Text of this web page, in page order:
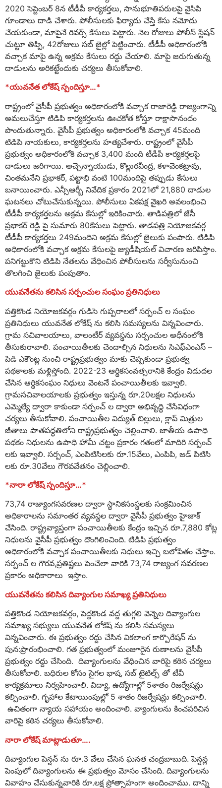
2020 సెప్టెంబర్ 8న టీడీపీ కార్యకర్తలు, సానుభూతిపరులపై వైసిపి
గూండాలు దాడి చేశారు. పోలీసులకు ఫిర్యాదు చేస్తే కేసు నమోదు
చేయకుండా, మాపైనే రివర్స్ కేసులు పెట్టారు. నెల రోజులు పోలీస్ స్టేషన్
చుట్టూ తిప్పి, 42రోజులు సబ్ జైల్లో పెట్టించారు. టీడీపీ అధికారంలోకి
వచ్చాక మాపై ఉన్న అక్రమ కేసులు రద్దు చేయాలి. మాపై జరుగుతున్న
దాడులను అరికట్టేందుకు చర్యలు తీసుకోవాలి.
*యువనేత లోకేష్ స్పందిస్తూ…*
రాష్ట్రంలో వైసీపీ ప్రభుత్వం అధికారంలోకి వచ్చాక రాజారెడ్డి రాజ్యంగాన్ని
అమలుచేస్తూ టిడిపి కార్యకర్తలను ఊచకోత కోస్తూ రాక్షాసానందం
పొందుతున్నారు. వైసీపీ ప్రభుత్వం అధికారంలోకి వచ్చాక 45మంది
టిడిపి నాయకులు, కార్యకర్తలను హత్యచేశారు. రాష్ట్రంలో వైసీపీ
ప్రభుత్వం అధికారంలోకి వచ్చాక 3,400 మంది టీడీపీ కార్యకర్తలపై
దాడులు జరిగాయి. అచ్చెన్నాయుడు, కొల్లురవీంద్ర, కళావెంకట్రావు,
చింతమనేని ప్రభాకర్, పట్టాభి వంటి 100మందిపై తప్పుడు కేసులు
బనాయించారు. ఎన్సీఆర్బీ నివేదిక ప్రకారం 2021లో 21,880 దాడుల
ఘటనలు చోటుచేసుకున్నయి. పోలీసులు ఏకపక్ష వైఖరి అవలంభించి
టీడీపీ కార్యకర్తలను అక్రమ కేసుల్లో ఇరికించారు. తాడిపత్రిలో జేసీ
ప్రభాకర్ రెడ్డి పై సుమారు 80కేసులు పెట్టారు. తాడపత్రి నియోజకవర్గ
టీడీపీ కార్యకర్తలు 249మందిని అక్రమ కేసుల్లో జైలుకు పంపారు. టిడిపి
అధికారంలోకి వచ్చాక అక్రమ కేసులపై జ్యుడీషియల్ విచారణ జరిపిస్తాం.
పనిగట్టుకొని టిడిపి నేతలను వేధించిన పోలీసులను సర్వీసునుంచి
తొలగించి జైలుకు పంపుతాం.
యువనేతను కలిసిన సర్పంచుల సంఘం ప్రతినిధులు
పత్తికొండ నియోజకవర్గం గుడిసె గుప్పరాలలో సర్పంచ్ ల సంఘం
ప్రతినిధులు యువనేత లోకేష్ ను కలిసి సమస్యలను విన్నవించారు.
గ్రామ సచివాలయాలు, వాలంటీర్ వ్యవస్థను సర్పంచుల అధీనంలోకి
తీసుకురావాలి. పంచాయితీలకు చెందాల్సిన నిధులను సిఎఫ్ఎంఎస్ –
పిడి ఎకౌంట్ల నుంచి రాష్ట్రప్రభుత్వం మాకు చెప్పకుండా ప్రభుత్వ
పథకాలకు మళ్లిస్తోంది. 2022-23 ఆర్థికసంవత్సరానికి కేంద్రం విడుదల
చేసిన ఆర్థికసంఘం నిధులు వెంటనే పంచాయితీలకు ఇవ్వాలి.
గ్రామసచివాలయాలకు ప్రభుత్వం ఇస్తున్న రూ.20లక్షల నిధులను
ఎమ్మెల్యే ద్వారా కాకుండా సర్పంచ్ ల ద్వారా అభివృద్ధి చేసేవిధంగా
చర్యలు తీసుకోవాలి. పంచాయితీల విద్యుత్ బిల్లులు, క్లాప్ మిత్రుల
జీతాలు పాతపద్ధతిలోని రాష్ట్రప్రభుత్వం చెల్లించాలి. జాతీయ ఉపాధి
పథకం నిధులను ఉపాధి హామీ చట్టం ప్రకారం గతంలో మాదిరి సర్పంచ్
లకు ఇవ్వాలి. సర్పంచ్, ఎంపిటిసిలకు రూ.15వేలు, ఎంపిపి, జడ్ పిటిసి
లకు రూ.30వేలు గౌరవవేతనం చెల్లించాలి.
*నారా లోకేష్ స్పందిస్తూ…*
73,74 రాజ్యాంగసవరణల ద్వారా స్థానికసంస్థలకు సంక్రమించిన
అధికారాలను సమాంతర వ్యవస్థల ద్వారా వైసీపీ ప్రభుత్వం హైజాక్
చేసింది. రాష్ట్రవ్యాప్తంగా పంచాయితీలకు కేంద్రం ఇచ్చిన రూ.7,880 కోట్ల
నిధులను వైసీపీ ప్రభుత్వం దొంగిలించింది. టిడిపి ప్రభుత్వం
అధికారంలోకి వచ్చాక పంచాయితీలకు నిధులు ఇచ్చి బలోపేతం చేస్తాం.
సర్పంచ్ ల గౌరవ,ప్రతిష్టలు పెంచేలా వారికి 73,74 రాజ్యంగ సవరణల
ప్రకారం అధికారాలు ఇస్తాం.
యువనేతను కలిసిన దివ్యాంగుల సమాఖ్య ప్రతినిధులు
పత్తికొండ నియోజకవర్గం, పెద్దకొండ వద్ద తుగ్గలి వెన్నెల దివ్యాంగుల
సమాఖ్య సభ్యులు యువనేత లోకేష్ ను కలిసి సమస్యలు
విన్నవించారు. ఈ ప్రభుత్వం రద్దు చేసిన వికలాంగ కార్పొరేషన్ ను
పున:ప్రారంభించాలి. గత ప్రభుత్వంలో మంజూరైన రుణాలను వైసీపీ
ప్రభుత్వం రద్దు చేసింది. దివ్యాంగులను వేధించిన వారిపై కఠిన చర్యలు
తీసుకోవాలి. బధిరుల కోసం సైగల భాష, సబ్ టైటిల్స్ తో టీవీ
కార్యక్రమాలు నిర్వహించాలి. విద్యా, ఉద్యోగాల్లో 5శాతం రిజర్వేషన్లు
కల్పించాలి. గృహాల కేటాయింపుల్లో 5 శాతం రిజర్వేషన్లు కల్పించాలి.
ఉచితంగా న్యాయ సహాయం అందించాలి. వ్యాంగులను కించపరిచిన
వారిపై కఠిన చర్యలు తీసుకోవాలి.
నారా లోకేష్ మాట్లాడుతూ….
దివ్యాంగుల పెన్షన్ ను రూ.3 వేలు చేసిన ఘనత చంద్రబాబుది. పెన్షన్ల
పెంపులో దివ్యాంగులను ఈ ప్రభుత్వం మోసం చేసింది. దివ్యాంగులను
వివాహం చేసుకున్నవారికి రూ.లక్ష ప్రోత్సాహంగా అందించాము. దాన్ని